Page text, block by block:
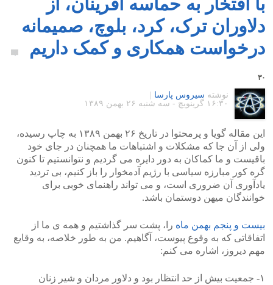
دلاوران ترک، کرد، بلوچ، صمیمانه
درخواست همکاری و کمک داریم
۳۰
نوشته سیروس پارسا
۱۶:۳۰ گرينويچ - سه شنبه ۲۶ بهمن ۱۳۸۹
این مقاله گویا و پرمحتوا در تاریخ ۲۶ بهمن ۱۳۸۹ به چاپ رسیده،
ولی از آن جا که مشکلات و اشتباهات ما همچنان در جای خود
باقیست و ما کماکان به دور دایره می گردیم و نتوانستیم تا کنون
گره کور مبارزه سیاسی با رژیم آدمخوار را باز کنیم، بی تردید
یادآوری آن ضروری است، و می تواند راهنمای خوبی برای
خوانندگان میهن دوستمان باشد.
بیست و پنجم بهمن ماه را، پشت سر گذاشتیم و همه ی ما از
اتفاقاتی که به وقوع پیوست، آگاهیم. من به طور خلاصه، به وقایع
مهم دیروز، اشاره می کنم:
۱- جمعیت بیش از حد انتظار بود و دلاور مردان و شیر زنان